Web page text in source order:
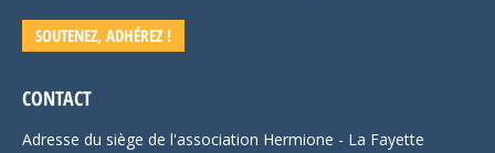
SOUTENEZ, ADHÉREZ !
CONTACT
Adresse du siège de l'association Hermione - La Fayette